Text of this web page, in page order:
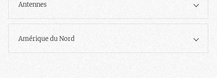
Antennes
Amérique du Nord